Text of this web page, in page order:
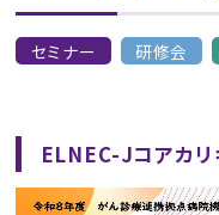
セミナー 研修会
ELNEC-Jコアカ